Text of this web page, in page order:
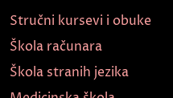
Stručni kursevi i obuke
Škola računara
Škola stranih jezika